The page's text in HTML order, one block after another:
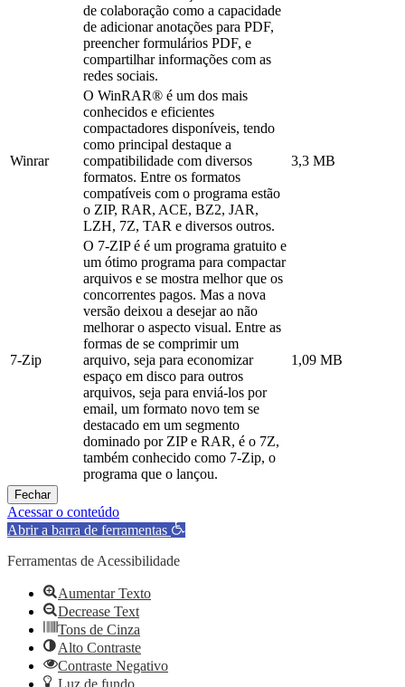
de colaboração como a capacidade
de adicionar anotações para PDF,
preencher formulários PDF, e
compartilhar informações com as
redes sociais.
Winrar
O WinRAR® é um dos mais
conhecidos e eficientes
compactadores disponíveis, tendo
como principal destaque a
compatibilidade com diversos
formatos. Entre os formatos
compatíveis com o programa estão
o ZIP, RAR, ACE, BZ2, JAR,
LZH, 7Z, TAR e diversos outros.
3,3 MB
7-Zip
O 7-ZIP é é um programa gratuito e
um ótimo programa para compactar
arquivos e se mostra melhor que os
concorrentes pagos. Mas a nova
versão deixou a desejar ao não
melhorar o aspecto visual. Entre as
formas de se comprimir um
arquivo, seja para economizar
espaço em disco para outros
arquivos, seja para enviá-los por
email, um formato novo tem se
destacado em um segmento
dominado por ZIP e RAR, é o 7Z,
também conhecido como 7-Zip, o
programa que o lançou.
1,09 MB
Fechar
Acessar o conteúdo
Abrir a barra de ferramentas
Ferramentas de Acessibilidade
Aumentar Texto
Decrease Text
Tons de Cinza
Alto Contraste
Contraste Negativo
Luz de fundo